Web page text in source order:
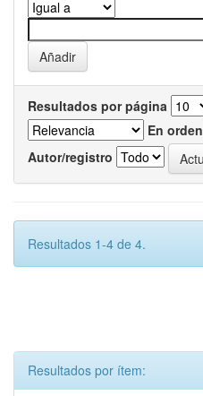
Resultados por página
En orden
Autor/registro
Resultados 1-4 de 4.
Resultados por ítem: